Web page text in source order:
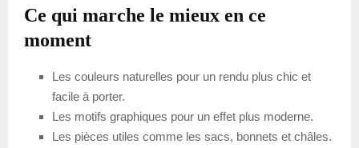
Ce qui marche le mieux en ce
moment
Les couleurs naturelles pour un rendu plus chic et
facile à porter.
Les motifs graphiques pour un effet plus moderne.
Les pièces utiles comme les sacs, bonnets et châles.